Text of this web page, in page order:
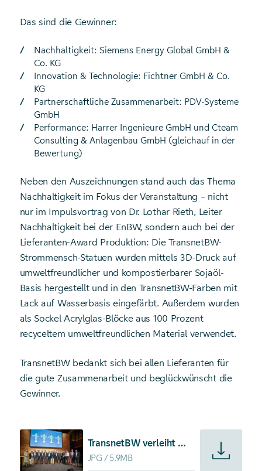
Das sind die Gewinner:
Nachhaltigkeit: Siemens Energy Global GmbH &
Co. KG
Innovation & Technologie: Fichtner GmbH & Co.
KG
Partnerschaftliche Zusammenarbeit: PDV-Systeme
GmbH
Performance: Harrer Ingenieure GmbH und Cteam
Consulting & Anlagenbau GmbH (gleichauf in der
Bewertung)
Neben den Auszeichnungen stand auch das Thema
Nachhaltigkeit im Fokus der Veranstaltung – nicht
nur im Impulsvortrag von Dr. Lothar Rieth, Leiter
Nachhaltigkeit bei der EnBW, sondern auch bei der
Lieferanten-Award Produktion: Die TransnetBW-
Strommensch-Statuen wurden mittels 3D-Druck auf
umweltfreundlicher und kompostierbarer Sojaöl-
Basis hergestellt und in den TransnetBW-Farben mit
Lack auf Wasserbasis eingefärbt. Außerdem wurden
als Sockel Acrylglas-Blöcke aus 100 Prozent
recyceltem umweltfreundlichen Material verwendet.
TransnetBW bedankt sich bei allen Lieferanten für
die gute Zusammenarbeit und beglückwünscht die
Gewinner.
Starte Download von: TransnetBW verleiht erstmals
TransnetBW verleiht erstmals Lieferanten-Awards
JPG 5.9MB